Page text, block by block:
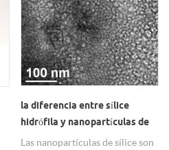
la diferencia entre sílice
hidrófila y nanopartículas de
sílice hidrófoba
Las nanopartículas de sílice son